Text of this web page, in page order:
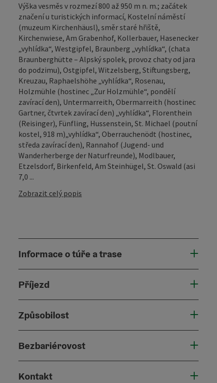
Výška vesměs v rozmezí 800 až 950 m n. m.; začátek
značení u turistických informací, Kostelní náměstí
(muzeum Kirchenhäusl), směr staré hřiště,
Kirchenwiese, Am Grabenhof, Kollerbauer, Hasenecker
„vyhlídka“, Westgipfel, Braunberg „vyhlídka“, (chata
Braunberghütte – Alpský spolek, provoz chaty od jara
do podzimu), Ostgipfel, Witzelsberg, Stiftungsberg,
Kreuzau, Raphaelshöhe „vyhlídka“, Rosenau,
Holzmühle (hostinec „Zur Holzmühle“, pondělí
zavírací den), Untermarreith, Obermarreith (hostinec
Gartner, čtvrtek zavírací den) „vyhlídka“, Florenthein
(Reisinger), Fünfling, Hussenstein, St. Michael (poutní
kostel, 918 m)„vyhlídka“, Oberrauchenödt (hostinec,
středa zavírací den), Rannahof (Jugend- und
Wanderherberge der Naturfreunde), Modlbauer,
Etzelsdorf, Birkenfeld, Am Steinhügel, St. Oswald (asi
7,0 ...
Zobrazit celý popis
Informace o túře a trase
Příjezd
Způsobilost
Bezbariérovost
Kontakt